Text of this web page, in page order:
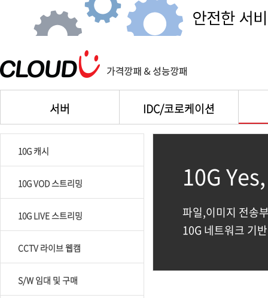
서버 IDC/코로케이션
10G 캐시
10G VOD 스트리밍
10G LIVE 스트리밍
CCTV 라이브 웹캠
S/W 임대 및 구매
10G
파일,이미지 전송
10G 네트워크 기